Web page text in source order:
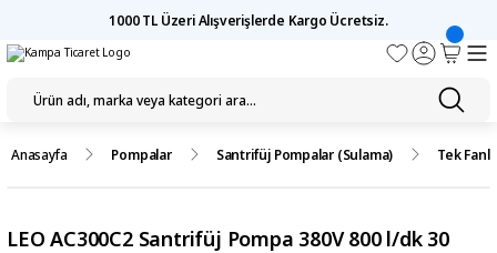
1000 TL Üzeri Alışverişlerde Kargo Ücretsiz.
Anasayfa Pompalar Santrifüj Pompalar (Sulama) Tek
LEO AC300C2 Santrifüj Pompa 380V 800 l/dk 30